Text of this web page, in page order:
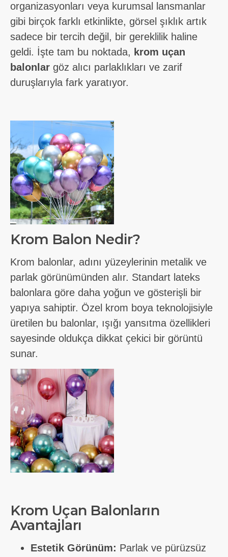
organizasyonları veya kurumsal lansmanlar
gibi birçok farklı etkinlikte, görsel şıklık artık
sadece bir tercih değil, bir gereklilik haline
geldi. İşte tam bu noktada, krom uçan
balonlar göz alıcı parlaklıkları ve zarif
duruşlarıyla fark yaratıyor.
Krom Balon Nedir?
Krom balonlar, adını yüzeylerinin metalik ve
parlak görünümünden alır. Standart lateks
balonlara göre daha yoğun ve gösterişli bir
yapıya sahiptir. Özel krom boya teknolojisiyle
üretilen bu balonlar, ışığı yansıtma özellikleri
sayesinde oldukça dikkat çekici bir görüntü
sunar.
Krom Uçan Balonların
Avantajları
Estetik Görünüm: Parlak ve pürüzsüz